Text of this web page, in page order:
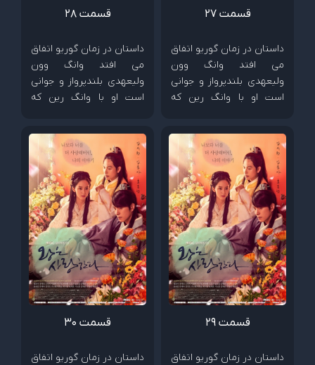
قسمت 27
داستان در زمان گوریو اتفاق
می افتد وانگ وون
ولیعهدی بلندپرواز و جوانی
است او با وانگ رین که
دختری به نام ایون سان
آشنا میشوند که دختر مردی
ثروتمند است . ایون سان و
وانگ وون و وانگ رین برای
یکدیگر دوستان خوبی می
شوند اما همه چیز بعد اینکه
وانگ وون و وانگ رین
عاشق ایون سان میشوند
تغییر میکند و...
قسمت 28
داستان در زمان گوریو اتفاق
می افتد وانگ وون
ولیعهدی بلندپرواز و جوانی
است او با وانگ رین که
دختری به نام ایون سان
آشنا میشوند که دختر مردی
ثروتمند است . ایون سان و
وانگ وون و وانگ رین برای
یکدیگر دوستان خوبی می
شوند اما همه چیز بعد اینکه
وانگ وون و وانگ رین
عاشق ایون سان میشوند
تغییر میکند و...
قسمت 29
داستان در زمان گوریو اتفاق
قسمت 30
داستان در زمان گوریو اتفاق